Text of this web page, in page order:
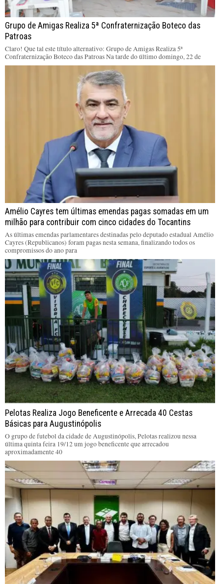
Grupo de Amigas Realiza 5ª Confraternização Boteco das
Patroas
Claro! Que tal este título alternativo: Grupo de Amigas Realiza 5ª
Confraternização Boteco das Patroas Na tarde do último domingo, 22 de
Amélio Cayres tem últimas emendas pagas somadas em um
milhão para contribuir com cinco cidades do Tocantins
As últimas emendas parlamentares destinadas pelo deputado estadual Amélio
Cayres (Republicanos) foram pagas nesta semana, finalizando todos os
compromissos do ano para
Pelotas Realiza Jogo Beneficente e Arrecada 40 Cestas
Básicas para Augustinópolis
O grupo de futebol da cidade de Augustinópolis, Pelotas realizou nessa
última quinta feira 19/12 um jogo beneficente que arrecadou
aproximadamente 40